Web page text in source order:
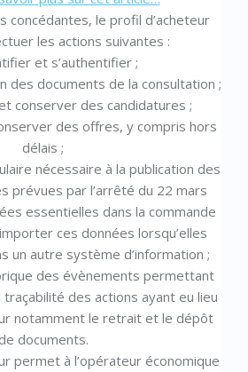
concédantes, le profil d’acheteur
les actions suivantes :
et s’authentifier ;
des documents de la consultation ;
conserver des candidatures ;
des offres, y compris hors
délais ;
nécessaire à la publication des
prévues par l’arrêté du 22 mars
essentielles dans la commande
ces données lorsqu’elles
un autre système d’information ;
des évènements permettant
des actions ayant eu lieu
notamment le retrait et le dépôt
de documents.
permet à l’opérateur économique